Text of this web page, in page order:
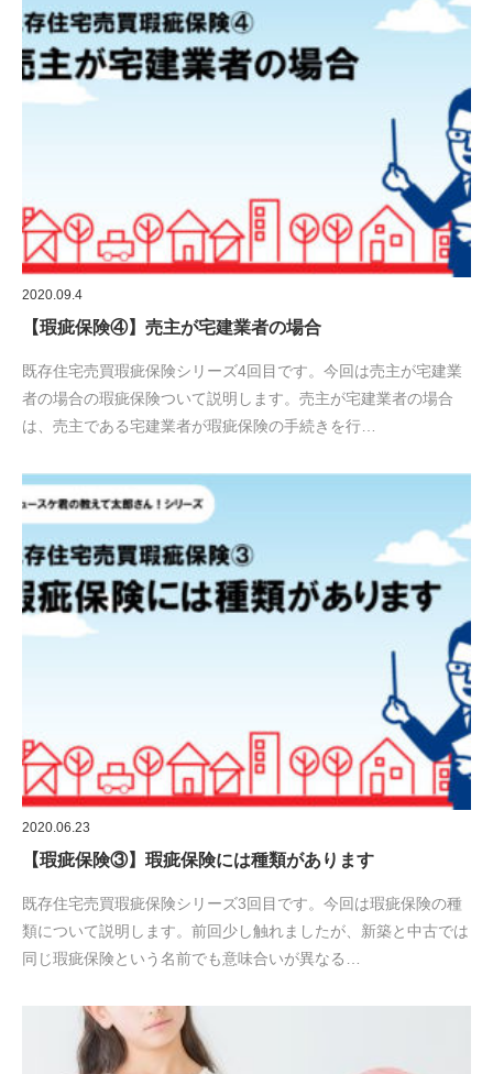
2020.09.4
【瑕疵保険④】売主が宅建業者の場合
既存住宅売買瑕疵保険シリーズ4回目です。今回は売主が宅建業
者の場合の瑕疵保険ついて説明します。売主が宅建業者の場合
は、売主である宅建業者が瑕疵保険の手続きを行…
2020.06.23
【瑕疵保険③】瑕疵保険には種類があります
既存住宅売買瑕疵保険シリーズ3回目です。今回は瑕疵保険の種
類について説明します。前回少し触れましたが、新築と中古では
同じ瑕疵保険という名前でも意味合いが異なる…